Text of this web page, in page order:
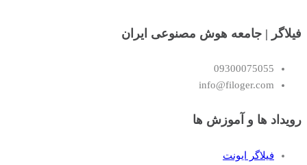
فیلاگر | جامعه هوش مصنوعی ایران
09300075055
info@filoger.com
رویداد ها و آموزش ها
فیلاگر ایونت